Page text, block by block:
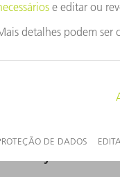
nº TSA
falha de segurança
nº TSA